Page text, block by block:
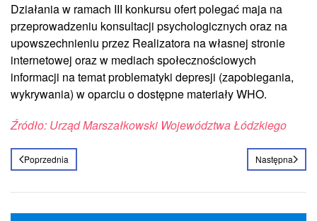
Działania w ramach III konkursu ofert polegać maja na
przeprowadzeniu konsultacji psychologicznych oraz na
upowszechnieniu przez Realizatora na własnej stronie
internetowej oraz w mediach społecznościowych
informacji na temat problematyki depresji (zapobiegania,
wykrywania) w oparciu o dostępne materiały WHO.
Źródło: Urząd Marszałkowski Województwa Łódzkiego
Poprzednia Następna